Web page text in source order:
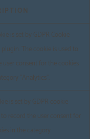
is set by GDPR Cookie
plugin. The cookie is used to
user consent for the cookies
"Analytics".
is set by GDPR cookie
to record the user consent for
in the category